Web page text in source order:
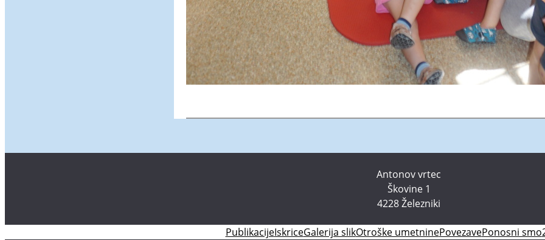
Antonov vrtec
Škovine 1
4228 Železniki
PublikacijeIskriceGalerija slikOtroške umetninePovezavePonosni smo